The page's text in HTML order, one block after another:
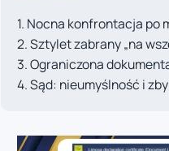
Nocna konfrontacja po
Sztylet zabrany „na
Ograniczona
Sąd: nieumyślność i